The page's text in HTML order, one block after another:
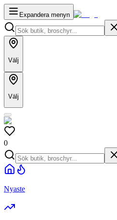
Expandera menyn
Välj
Välj
0
Nyaste